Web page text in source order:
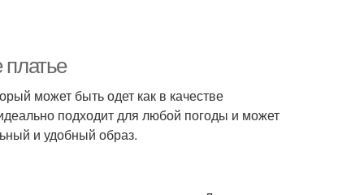
может быть одет как в качестве
подходит для любой погоды и может
и удобный образ.